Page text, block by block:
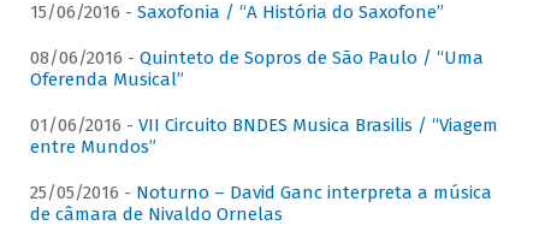
15/06/2016 - Saxofonia / “A História do Saxofone”
08/06/2016 - Quinteto de Sopros de São Paulo / “Uma
Oferenda Musical”
01/06/2016 - VII Circuito BNDES Musica Brasilis / “Viagem
entre Mundos”
25/05/2016 - Noturno – David Ganc interpreta a música
de câmara de Nivaldo Ornelas